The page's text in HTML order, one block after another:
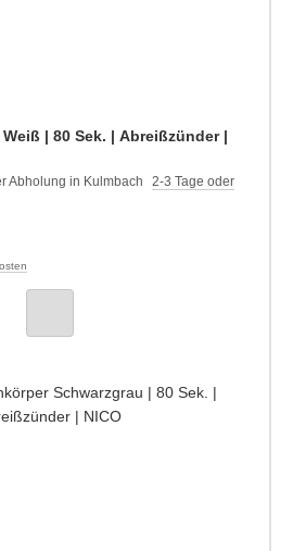
| 80 Sek. | Abreißzünder |
2-3 Tage oder